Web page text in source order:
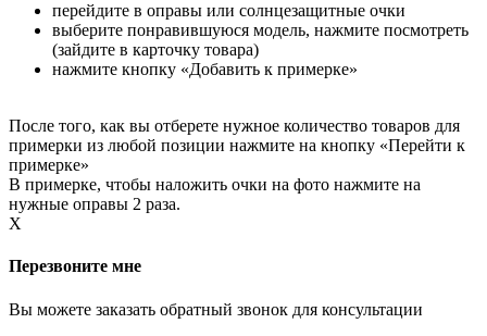
перейдите в оправы или солнцезащитные очки
выберите понравившуюся модель, нажмите посмотреть
(зайдите в карточку товара)
нажмите кнопку «Добавить к примерке»
После того, как вы отберете нужное количество товаров для
примерки из любой позиции нажмите на кнопку «Перейти к
примерке»
В примерке, чтобы наложить очки на фото нажмите на
нужные оправы 2 раза.
X
Перезвоните мне
Вы можете заказать обратный звонок для консультации